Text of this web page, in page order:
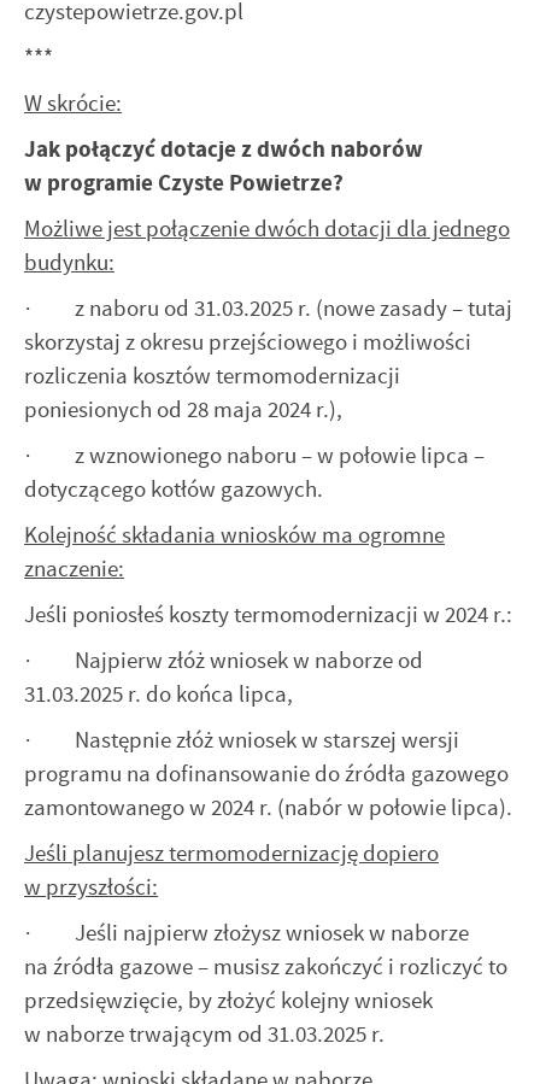
czystepowietrze.gov.pl
***
W skrócie:
Jak połączyć dotacje z dwóch naborów
w programie Czyste Powietrze?
Możliwe jest połączenie dwóch dotacji dla jednego
budynku:
· z naboru od 31.03.2025 r. (nowe zasady – tutaj
skorzystaj z okresu przejściowego i możliwości
rozliczenia kosztów termomodernizacji
poniesionych od 28 maja 2024 r.),
· z wznowionego naboru – w połowie lipca –
dotyczącego kotłów gazowych.
Kolejność składania wniosków ma ogromne
znaczenie:
Jeśli poniosłeś koszty termomodernizacji w 2024 r.:
· Najpierw złóż wniosek w naborze od
31.03.2025 r. do końca lipca,
· Następnie złóż wniosek w starszej wersji
programu na dofinansowanie do źródła gazowego
zamontowanego w 2024 r. (nabór w połowie lipca).
Jeśli planujesz termomodernizację dopiero
w przyszłości:
· Jeśli najpierw złożysz wniosek w naborze
na źródła gazowe – musisz zakończyć i rozliczyć to
przedsięwzięcie, by złożyć kolejny wniosek
w naborze trwającym od 31.03.2025 r.